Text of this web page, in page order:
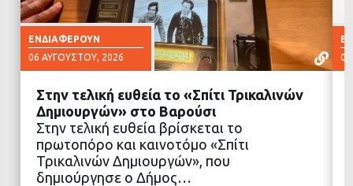
ΕΝΔΙΑΦΈΡΟΥΝ
06 ΑΥΓΟΎΣΤΟΥ, 2026
ΔΙΑΒΑΣΤΕ ΠΕΡΙΣΣΟΤΕΡΑ
Στην τελική ευθεία το «Σπίτι Τρικαλινών
Δημιουργών» στο Βαρούσι
Στην τελική ευθεία βρίσκεται το
πρωτοπόρο και καινοτόμο «Σπίτι
Τρικαλινών Δημιουργών», που
δημιούργησε ο Δήμος…